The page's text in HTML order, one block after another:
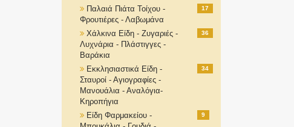
Παλαιά Πιάτα Τοίχου -
Φρουτιέρες - Λαβωμάνα
17
Χάλκινα Είδη - Ζυγαριές -
Λυχνάρια - Πλάστιγγες -
Βαράκια
36
Εκκλησιαστικά Είδη -
Σταυροί - Αγιογραφίες -
Μανουάλια - Αναλόγια-
Κηροπήγια
34
Είδη Φαρμακείου -
9